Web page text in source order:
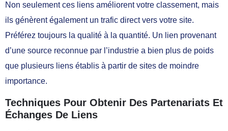
Non seulement ces liens améliorent votre classement, mais
ils génèrent également un trafic direct vers votre site.
Préférez toujours la qualité à la quantité. Un lien provenant
d’une source reconnue par l’industrie a bien plus de poids
que plusieurs liens établis à partir de sites de moindre
importance.
Techniques Pour Obtenir Des Partenariats Et
Échanges De Liens